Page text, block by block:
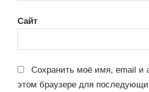
Сайт
Сохранить моё имя, email и
этом браузере для